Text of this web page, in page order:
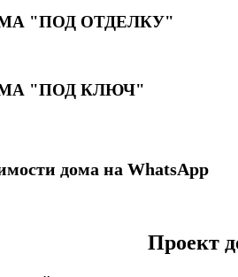
"ПОД ОТДЕЛКУ"
"ПОД КЛЮЧ"
дома на WhatsApp
Проект